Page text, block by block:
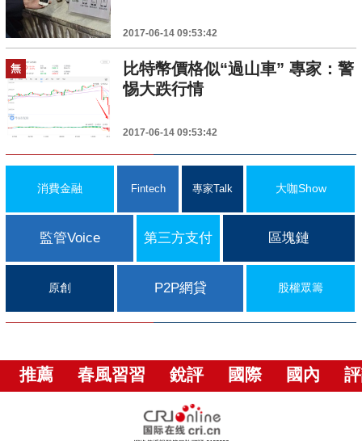
2017-06-14 09:53:42
無
比特幣價格似“過山車” 專家：警
惕大跌行情
2017-06-14 09:53:42
消費金融 Fintech 專家Talk 大咖Show
監管Voice 第三方支付 區塊鏈
原創 P2P網貸 股權眾籌
推薦 春風習習 銳評 國際 國內